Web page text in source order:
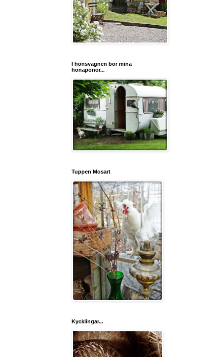
I hönsvagnen bor mina
hönapönor...
Tuppen Mosart
Kycklingar...